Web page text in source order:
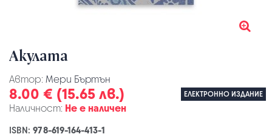
Акулата
Автор: Мери Бъртън
8.00 € (15.65 лв.) ЕЛЕКТРОННО ИЗДАНИЕ
Наличност: Не е наличен
ISBN:978-619-164-413-1